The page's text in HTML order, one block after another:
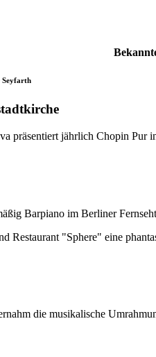
Seyfarth
präsentiert jährlich Chopin Pur
Barpiano im Berliner
Restaurant "Sphere" eine
die musikalische